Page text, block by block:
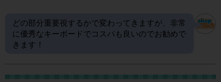
どの部分重要視するかで変わってきますが、非常
に優秀なキーボードでコスパも良いのでお勧めで
きます！